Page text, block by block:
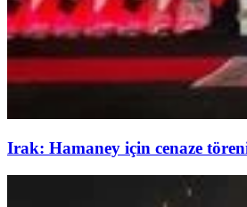
Irak: Hamaney için cenaze